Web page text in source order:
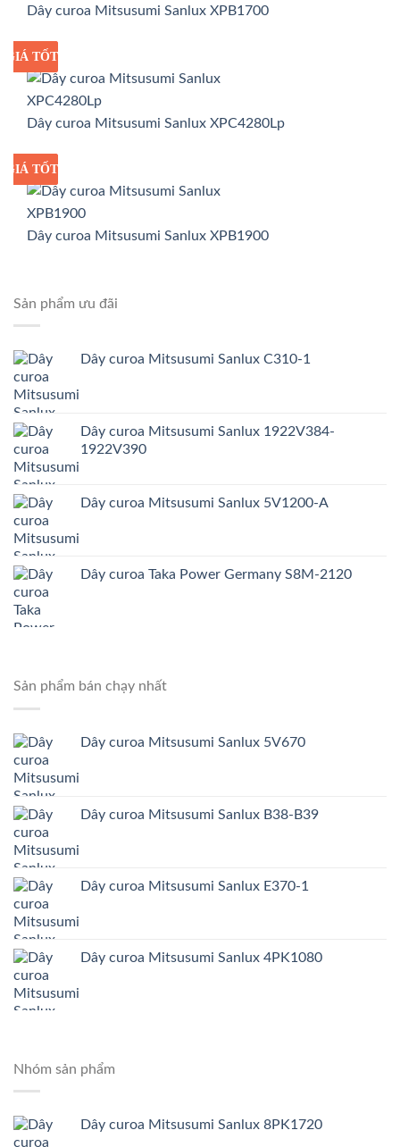
Dây curoa Mitsusumi Sanlux XPB1700
GIÁ SỈ
GIÁ TỐT
Dây curoa Mitsusumi Sanlux XPC4280Lp
GIÁ SỈ
GIÁ TỐT
Dây curoa Mitsusumi Sanlux XPB1900
Sản phẩm ưu đãi
Dây curoa Mitsusumi Sanlux C310-1
Dây curoa Mitsusumi Sanlux 1922V384-
1922V390
Dây curoa Mitsusumi Sanlux 5V1200-A
Dây curoa Taka Power Germany S8M-2120
Sản phẩm bán chạy nhất
Dây curoa Mitsusumi Sanlux 5V670
Dây curoa Mitsusumi Sanlux B38-B39
Dây curoa Mitsusumi Sanlux E370-1
Dây curoa Mitsusumi Sanlux 4PK1080
Nhóm sản phẩm
Dây curoa Mitsusumi Sanlux 8PK1720